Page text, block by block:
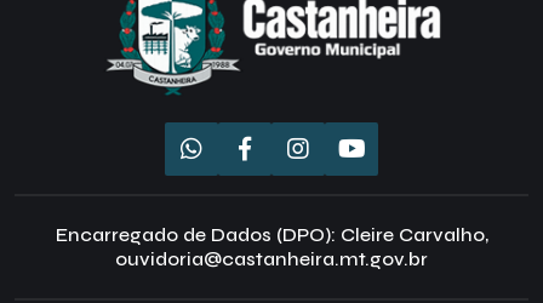
Encarregado de Dados (DPO): Cleire Carvalho,
ouvidoria@castanheira.mt.gov.br